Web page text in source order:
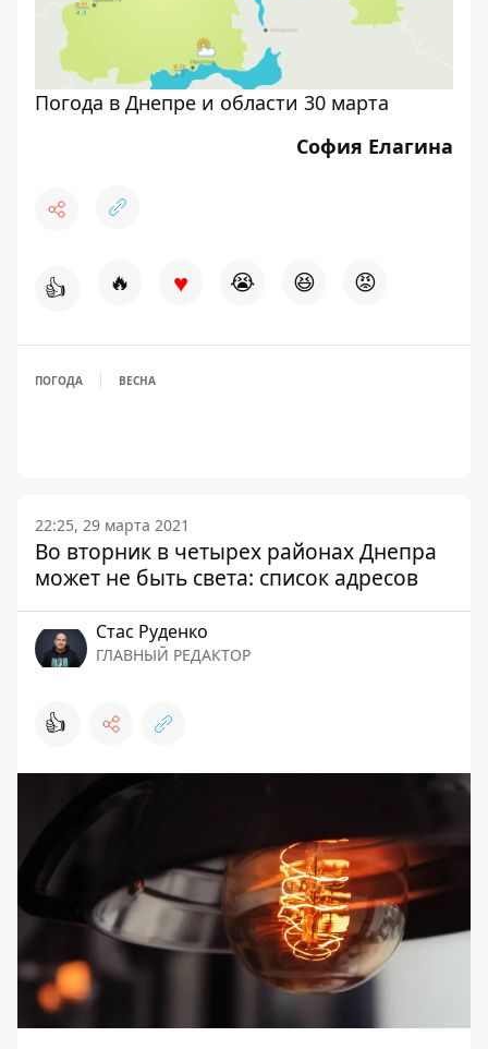
Погода в Днепре и области 30 марта
София Елагина
👍 🔥 ♥ 😭 😆 😡
ПОГОДА ВЕСНА
22:25, 29 марта 2021
Во вторник в четырех районах Днепра
может не быть света: список адресов
Стаc Руденко
ГЛАВНЫЙ РЕДАКТОР
👍